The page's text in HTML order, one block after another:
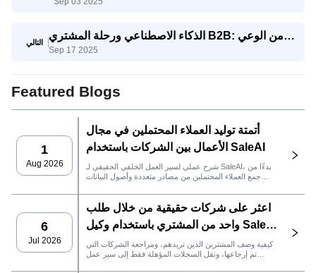
تتنافس الشركات الصغيرة والمتوسطة مع الشركات
التالي
الذكاء الاصطناعي ورحلة المشتري B2B: من الوعي
إلى اتخاذ القرار
Sep 17 2025
Featured Blogs
1
Aug 2026
أتمتة توليد العملاء المحتملين في مجال
الأعمال بين الشركات باستخدام SaleAI
شرح عملي لسير العمل الخلفي الحقيقي لـ SaleAI، بدءًا من
جمع العملاء المحتملين من مصادر متعددة وأصول البيانات
إدارة علاقات العملاء، وتتبع الأداء.
6
Jul 2026
اعثر على شركات حقيقية من خلال طلب
واحد من المشتري باستخدام وكيل SaleAI
LeadFinder
كيفية وصف المشترين الذين تريدهم، ومراجعة الشركات التي
تم إرجاعها، ونقل السجلات المؤهلة فقط إلى سير عمل